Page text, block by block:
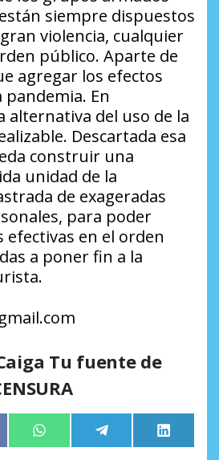
siempre dispuestos
violencia, cualquier
público. Aparte de
agregar los efectos
En
alternativa del uso de la
Descartada esa
construir una
unidad de la
de exageradas
para poder
efectivas en el orden
a poner fin a la
Tu fuente de
Compartir
en
WhatsApp Compartir
en
Telegram
en
LinkedIn